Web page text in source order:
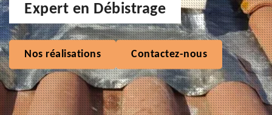
Expert en Débistrage
Nos réalisations Contactez-nous